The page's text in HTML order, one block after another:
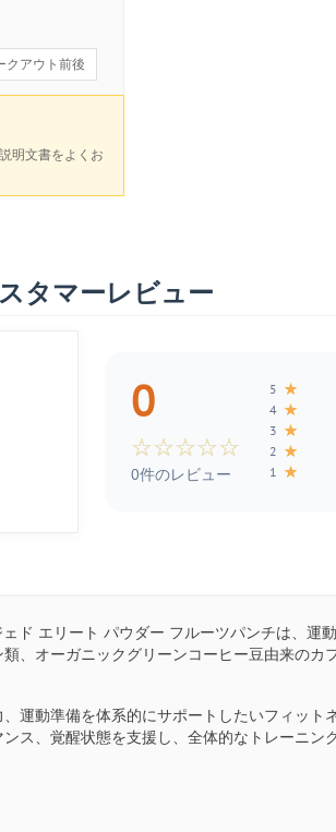
クアウト前後
明文書をよくお
タマーレビュー
0
☆☆☆☆☆
0件のレビュー
5 ★
4 ★
3 ★
2 ★
1
★
ド エリート パウダー フルーツパンチは、運
、オーガニックグリーンコーヒー豆由来の
運動準備を体系的にサポートしたいフィッ
ス、覚醒状態を支援し、全体的なトレーニン